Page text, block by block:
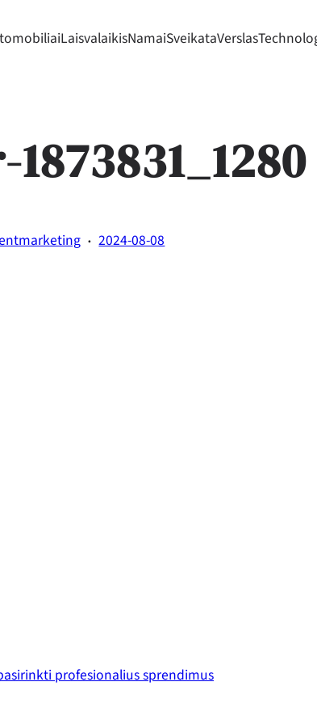
LaisvalaikisNamaiSveikataVerslas
· 2024-08-08
profesionalius sprendimus